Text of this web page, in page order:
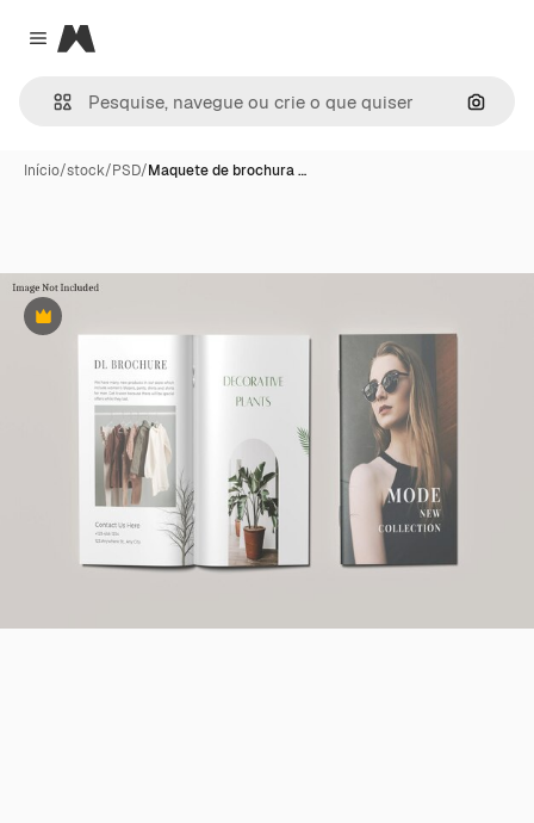
Close menu
Magnific
Início/stock/PSD/Maquete de brochura …
Premium